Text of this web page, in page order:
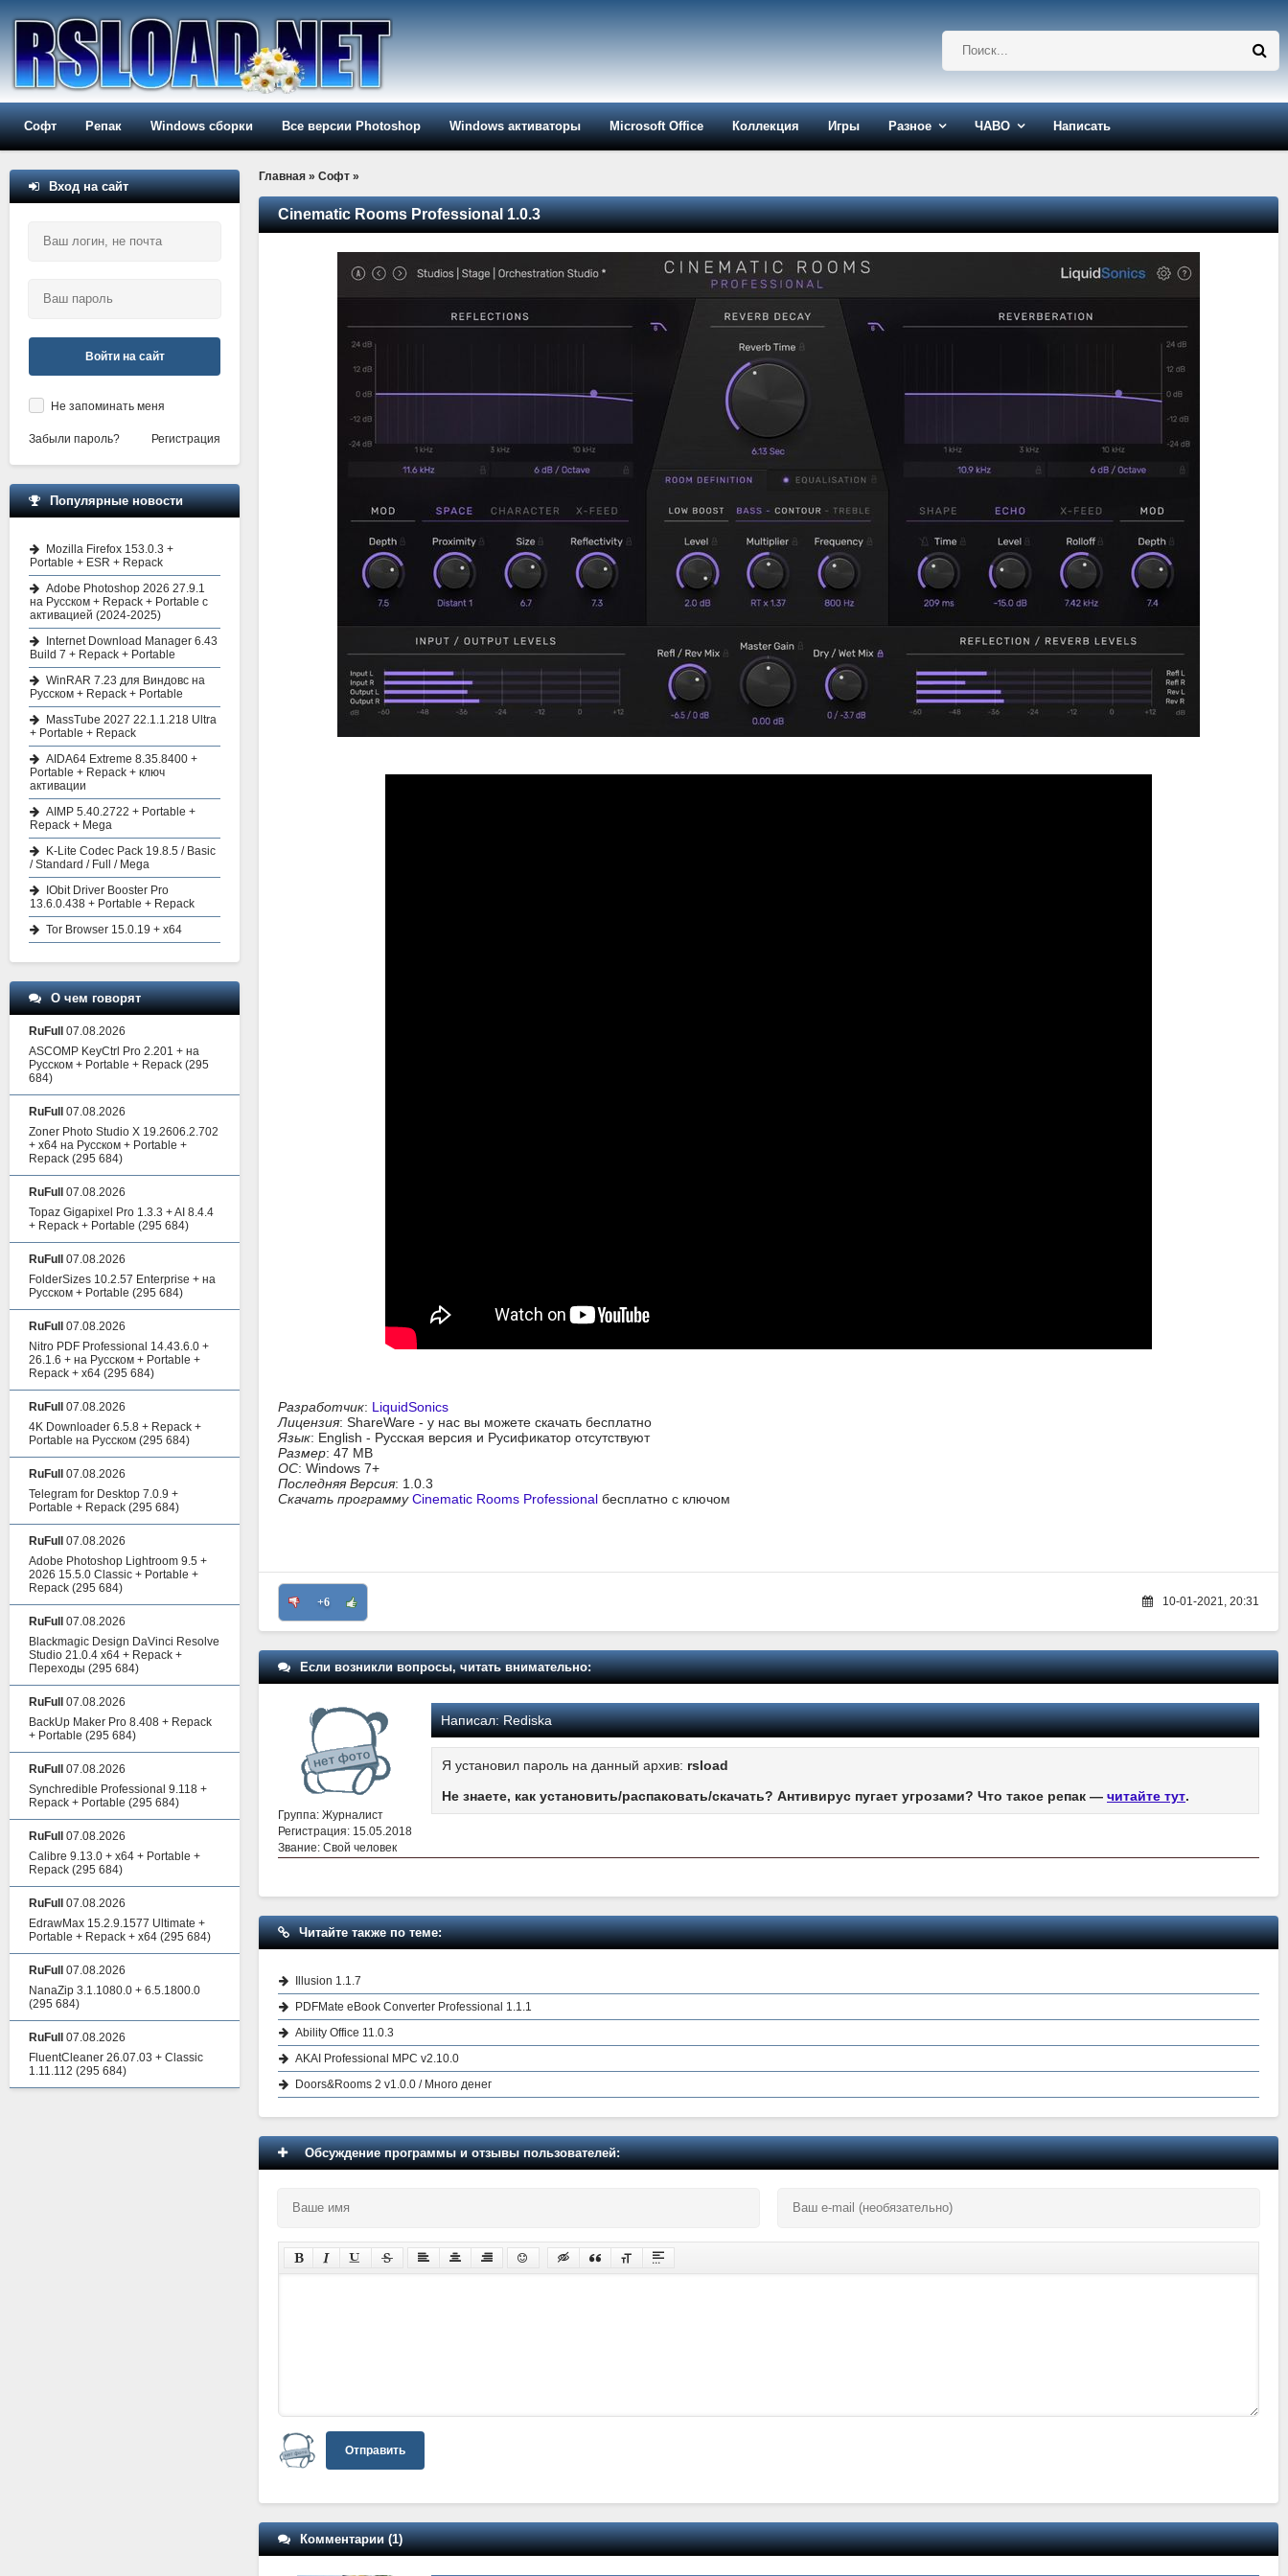
Софт Репак Windows сборки Все версии Photoshop Windows активаторы Microsoft Office Коллекция Игры Разное ЧАВО Написать
Главная » Софт »
Cinematic Rooms Professional 1.0.3
Разработчик: LiquidSonics
Лицензия: ShareWare - у нас вы можете скачать бесплатно
Язык: English - Русская версия и Русификатор отсутствуют
Размер: 47 MB
ОС: Windows 7+
Последняя Версия: 1.0.3
Скачать программуCinematic Rooms Professional бесплатно с ключом
+6 10-01-2021, 20:31
Если возникли вопросы, читать внимательно:
Группа: Журналист
Регистрация: 15.05.2018
Звание: Свой человек
Написал:Rediska
Я установил пароль на данный архив: rsload
Не знаете, как установить/распаковать/скачать? Антивирус пугает угрозами? Что такое репак — читайте тут.
Читайте также по теме:
Illusion 1.1.7
PDFMate eBook Converter Professional 1.1.1
Ability Office 11.0.3
AKAI Professional MPC v2.10.0
Doors&Rooms 2 v1.0.0 / Много денег
Обсуждение программы и отзывы пользователей:
Отправить
Комментарии (1)
Вход на сайт
Войти на сайт
Не запоминать меня
Забыли пароль? Регистрация
Популярные новости
Mozilla Firefox 153.0.3 +
Portable + ESR + Repack
Adobe Photoshop 2026 27.9.1
на Русском + Repack + Portable с
активацией (2024-2025)
Internet Download Manager 6.43
Build 7 + Repack + Portable
WinRAR 7.23 для Виндовс на
Русском + Repack + Portable
MassTube 2027 22.1.1.218 Ultra
+ Portable + Repack
AIDA64 Extreme 8.35.8400 +
Portable + Repack + ключ
активации
AIMP 5.40.2722 + Portable +
Repack + Mega
K-Lite Codec Pack 19.8.5 / Basic
/ Standard / Full / Mega
IObit Driver Booster Pro
13.6.0.438 + Portable + Repack
Tor Browser 15.0.19 + x64
О чем говорят
RuFull
07.08.2026
ASCOMP KeyCtrl Pro 2.201 + на
Русском + Portable + Repack (295
684)
RuFull
07.08.2026
Zoner Photo Studio X 19.2606.2.702
+ x64 на Русском + Portable +
Repack (295 684)
RuFull
07.08.2026
Topaz Gigapixel Pro 1.3.3 + AI 8.4.4
+ Repack + Portable (295 684)
RuFull
07.08.2026
FolderSizes 10.2.57 Enterprise + на
Русском + Portable (295 684)
RuFull
07.08.2026
Nitro PDF Professional 14.43.6.0 +
26.1.6 + на Русском + Portable +
Repack + x64 (295 684)
RuFull
07.08.2026
4K Downloader 6.5.8 + Repack +
Portable на Русском (295 684)
RuFull
07.08.2026
Telegram for Desktop 7.0.9 +
Portable + Repack (295 684)
RuFull
07.08.2026
Adobe Photoshop Lightroom 9.5 +
2026 15.5.0 Classic + Portable +
Repack (295 684)
RuFull
07.08.2026
Blackmagic Design DaVinci Resolve
Studio 21.0.4 x64 + Repack +
Переходы (295 684)
RuFull
07.08.2026
BackUp Maker Pro 8.408 + Repack
+ Portable (295 684)
RuFull
07.08.2026
Synchredible Professional 9.118 +
Repack + Portable (295 684)
RuFull
07.08.2026
Calibre 9.13.0 + x64 + Portable +
Repack (295 684)
RuFull
07.08.2026
EdrawMax 15.2.9.1577 Ultimate +
Portable + Repack + x64 (295 684)
RuFull
07.08.2026
NanaZip 3.1.1080.0 + 6.5.1800.0
(295 684)
RuFull
07.08.2026
FluentCleaner 26.07.03 + Classic
1.11.112 (295 684)